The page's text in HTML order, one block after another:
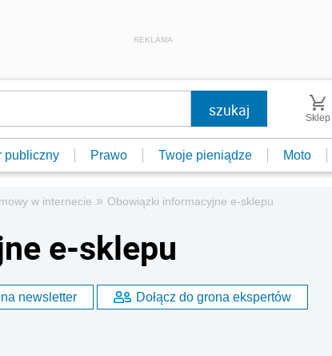
REKLAMA
Sklep
publiczny Prawo Twoje pieniądze Moto
w internecie » Obowiązki informacyjne e-sklepu
e-sklepu
newsletter Dołącz do grona ekspertów